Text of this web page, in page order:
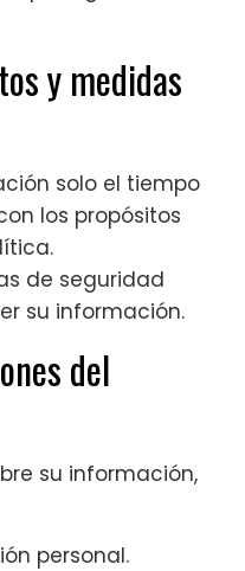
y medidas
solo el tiempo
los propósitos
de seguridad
su información.
del
su información,
personal.